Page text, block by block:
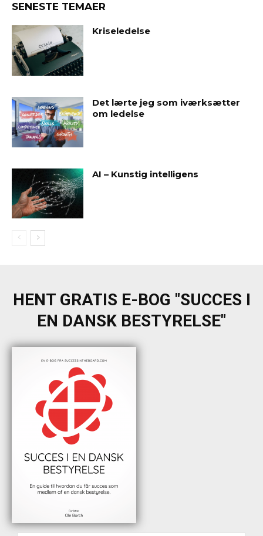
SENESTE TEMAER
Kriseledelse
Det lærte jeg som iværksætter
om ledelse
AI – Kunstig intelligens
HENT GRATIS E-BOG "SUCCES I
EN DANSK BESTYRELSE"